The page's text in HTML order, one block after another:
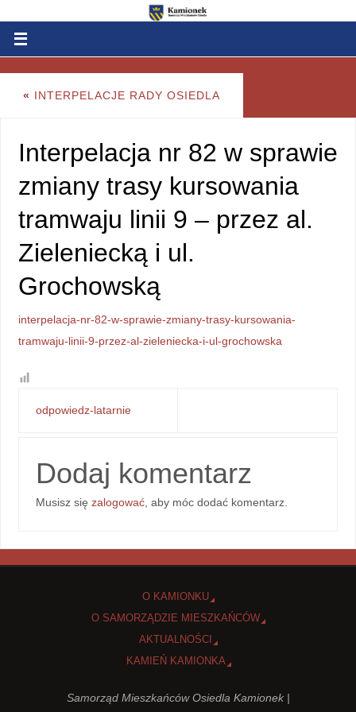
« INTERPELACJE RADY OSIEDLA
Interpelacja nr 82 w sprawie
zmiany trasy kursowania
tramwaju linii 9 – przez al.
Zieleniecką i ul.
Grochowską
interpelacja-nr-82-w-sprawie-zmiany-trasy-kursowania-
tramwaju-linii-9-przez-al-zieleniecka-i-ul-grochowska
odpowiedz-latarnie
Dodaj komentarz
Musisz sięzalogować , aby móc dodać komentarz.
O KAMIONKU
O SAMORZĄDZIE MIESZKAŃCÓW
AKTUALNOŚCI
KAMIEŃ KAMIONKA
Samorząd Mieszkańców Osiedla Kamionek |